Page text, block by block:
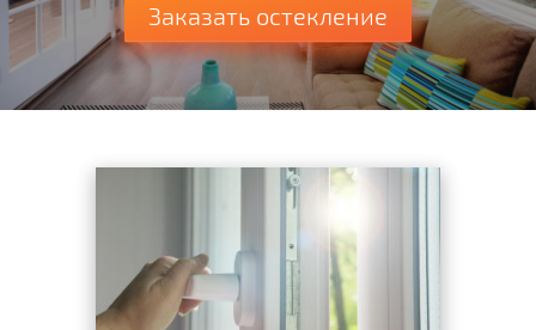
Заказать остекление